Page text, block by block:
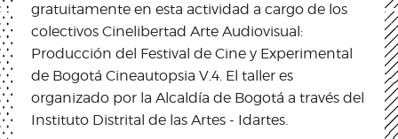
gratuitamente en esta actividad a cargo de los
colectivos Cinelibertad Arte Audiovisual:
Producción del Festival de Cine y Experimental
de Bogotá Cineautopsia V.4. El taller es
organizado por la Alcaldía de Bogotá a través del
Instituto Distrital de las Artes - Idartes.